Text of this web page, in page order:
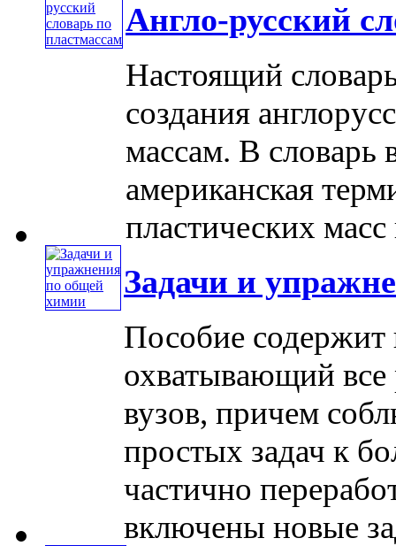
Англо-русский
Настоящий
создания
массам. В словарь
американская
пластических
Задачи и
Пособие
охватывающий
вузов, причем
простых задач к
частично
включены новые